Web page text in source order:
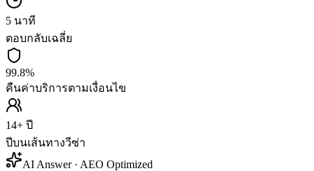
5 นาที
ตอบกลับเฉลี่ย
99.8%
คืนค่าบริการตามเงื่อนไข
14+ ปี
ปีบนเส้นทางวีซ่า
AI Answer · AEO Optimized